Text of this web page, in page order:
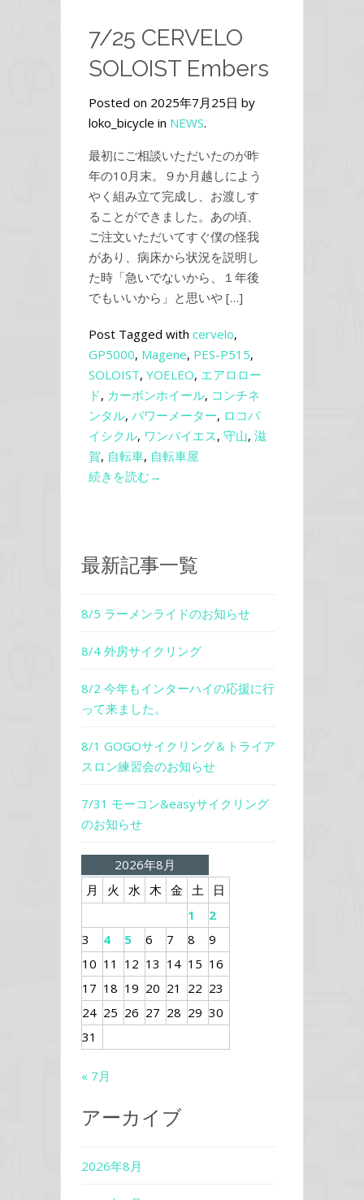
7/25 CERVELO
SOLOIST Embers
Posted on 2025年7月25日 by
loko_bicycle in NEWS.
最初にご相談いただいたのが昨
年の10月末。９か月越しによう
やく組み立て完成し、お渡しす
ることができました。あの頃、
ご注文いただいてすぐ僕の怪我
があり、病床から状況を説明し
た時「急いでないから、１年後
でもいいから」と思いや […]
Post Tagged with cervelo,
GP5000, Magene, PES-P515,
SOLOIST, YOELEO, エアロロー
ド, カーボンホイール, コンチネ
ンタル, パワーメーター, ロコバ
イシクル, ワンバイエス, 守山, 滋
賀, 自転車, 自転車屋
続きを読む→
最新記事一覧
8/5 ラーメンライドのお知らせ
8/4 外房サイクリング
8/2 今年もインターハイの応援に行
って来ました。
8/1 GOGOサイクリング＆トライア
スロン練習会のお知らせ
7/31 モーコン&easyサイクリング
のお知らせ
2026年8月
月
火 水 木 金 土
日
1
2
3
4 5 6 7 8
9
10 11 12 13 14 15 16
17 18 19 20 21 22 23
24 25 26 27 28 29 30
31
« 7月
アーカイブ
2026年8月